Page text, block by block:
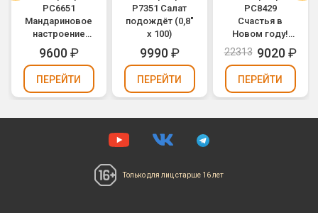
РС6651
Мандариновое
настроение
(0,8" х 100)
9600₽
ПЕРЕЙТИ
Р7351 Салат
подождёт (0,8"
х 100)
9990₽
ПЕРЕЙТИ
РС8429
Счастья в
Новом году!
(1,25" х 48)
22313 9020₽
ПЕРЕЙТИ
Только для лиц старше 16 лет